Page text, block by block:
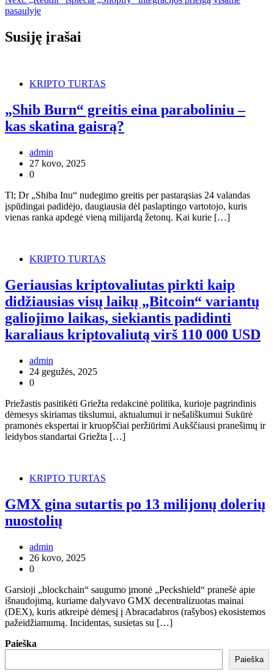
įrašų
pasaulyje
Susiję įrašai
KRIPTO TURTAS
„Shib Burn“ greitis eina paraboliniu –
kas skatina gaisrą?
admin
27 kovo, 2025
0
Tl; Dr „Shiba Inu“ nudegimo greitis per pastarąsias 24 valandas
įspūdingai padidėjo, daugiausia dėl paslaptingo vartotojo, kuris
vienas ranka apdegė vieną milijardą žetonų. Kai kurie […]
KRIPTO TURTAS
Geriausias kriptovaliutas pirkti kaip
didžiausias visų laikų „Bitcoin“ variantų
galiojimo laikas, siekiantis padidinti
karaliaus kriptovaliutą virš 110 000 USD
admin
24 gegužės, 2025
0
Priežastis pasitikėti Griežta redakcinė politika, kurioje pagrindinis
dėmesys skiriamas tikslumui, aktualumui ir nešališkumui Sukūrė
pramonės ekspertai ir kruopščiai peržiūrimi Aukščiausi pranešimų ir
leidybos standartai Griežta […]
KRIPTO TURTAS
GMX gina sutartis po 13 milijonų dolerių
nuostolių
admin
26 kovo, 2025
0
Garsioji „blockchain“ saugumo įmonė „Peckshield“ pranešė apie
išnaudojimą, kuriame dalyvavo GMX decentralizuotas mainai
(DEX), kuris atkreipė dėmesį į Abracadabros (rašybos) ekosistemos
pažeidžiamumą. Incidentas, susietas su […]
Paieška
Paieška